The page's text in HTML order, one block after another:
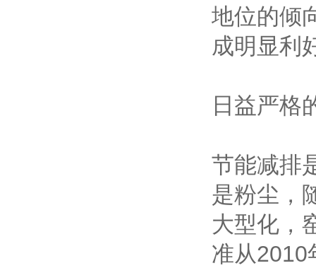
地位的倾
成明显利
日益严格
节能减排
是粉尘，
大型化，
准从2010